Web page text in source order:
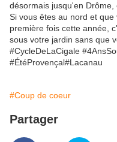
désormais jusqu'en Drôme,
Si vous êtes au nord et
première fois cette année,
sous votre jardin sans que
#CycleDeLaCigale
#ÉtéProvençal#Lacanau
#Coup de coeur
Partager